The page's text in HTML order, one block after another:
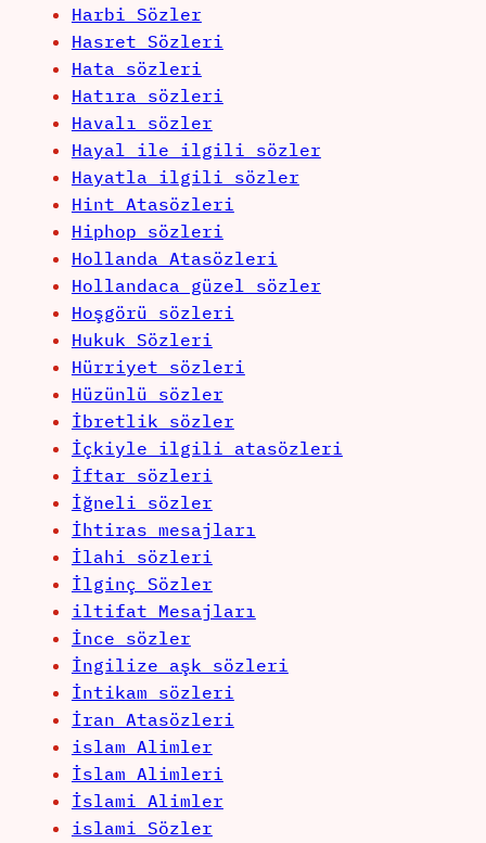
Harbi Sözler
Hasret Sözleri
Hata sözleri
Hatıra sözleri
Havalı sözler
Hayal ile ilgili sözler
Hayatla ilgili sözler
Hint Atasözleri
Hiphop sözleri
Hollanda Atasözleri
Hollandaca güzel sözler
Hoşgörü sözleri
Hukuk Sözleri
Hürriyet sözleri
Hüzünlü sözler
İbretlik sözler
İçkiyle ilgili atasözleri
İftar sözleri
İğneli sözler
İhtiras mesajları
İlahi sözleri
İlginç Sözler
iltifat Mesajları
İnce sözler
İngilize aşk sözleri
İntikam sözleri
İran Atasözleri
islam Alimler
İslam Alimleri
İslami Alimler
islami Sözler